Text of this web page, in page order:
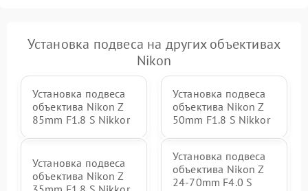
Установка подвеса на других объективах
Nikon
Установка подвеса
объектива Nikon Z
85mm F1.8 S Nikkor
Установка подвеса
объектива Nikon Z
50mm F1.8 S Nikkor
Установка подвеса
объектива Nikon Z
Установка подвеса
объектива Nikon Z
24-70mm F4.0 S